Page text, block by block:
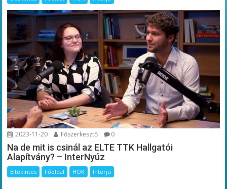
2023-11-20 Főszerkesztő 0
Na de mit is csinál az ELTE TTK Hallgatói
Alapítvány? – InterNyúz
Eltekintés Főoldal HÖK Interjú